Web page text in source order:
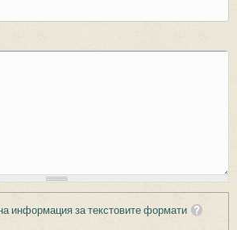
информация за текстовите формати